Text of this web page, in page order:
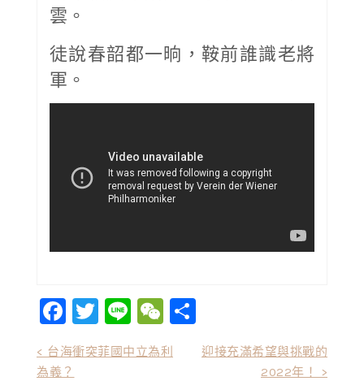
雲。
徒說春韶都一晌，鞍前誰識老將
軍。
Facebook
Twitter
LineWeChat
< 台海衝突菲國中立為利
為義？
迎接充滿希望與挑戰的
2022年！ >